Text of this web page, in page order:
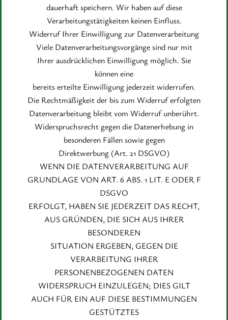
dauerhaft speichern. Wir haben auf diese
Verarbeitungstätigkeiten keinen Einfluss.
Widerruf Ihrer Einwilligung zur Datenverarbeitung
Viele Datenverarbeitungsvorgänge sind nur mit
Ihrer ausdrücklichen Einwilligung möglich. Sie
können eine
bereits erteilte Einwilligung jederzeit widerrufen.
Die Rechtmäßigkeit der bis zum Widerruf erfolgten
Datenverarbeitung bleibt vom Widerruf unberührt.
Widerspruchsrecht gegen die Datenerhebung in
besonderen Fällen sowie gegen
Direktwerbung (Art. 21 DSGVO)
WENN DIE DATENVERARBEITUNG AUF
GRUNDLAGE VON ART. 6 ABS. 1 LIT. E ODER F
DSGVO
ERFOLGT, HABEN SIE JEDERZEIT DAS RECHT,
AUS GRÜNDEN, DIE SICH AUS IHRER
BESONDEREN
SITUATION ERGEBEN, GEGEN DIE
VERARBEITUNG IHRER
PERSONENBEZOGENEN DATEN
WIDERSPRUCH EINZULEGEN; DIES GILT
AUCH FÜR EIN AUF DIESE BESTIMMUNGEN
GESTÜTZTES